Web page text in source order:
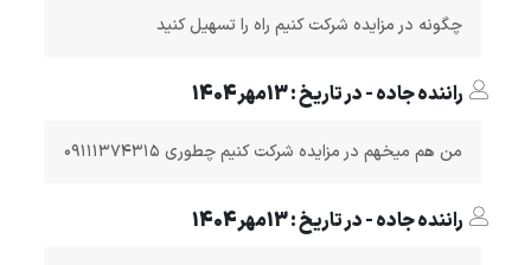
چگونه در مزایده شرکت کنیم راه را تسهیل کنید
راننده جاده - در تاریخ : 13مهر1404
من هم میخهم در مزایده شرکت کنیم چطوری ۰۹۱۱۱۳۷۴۳۱۵
راننده جاده - در تاریخ : 13مهر1404